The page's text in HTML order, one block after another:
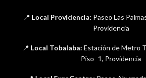
📍 Local Providencia: Paseo Las
Providencia
📍 Local Tobalaba: Estación de Metro
Piso -1, Providencia